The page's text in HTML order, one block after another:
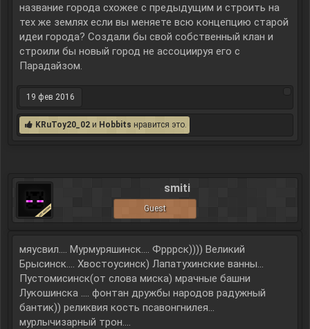
название города схожее с предыдущим и строить на
тех же землях если вы меняете всю концепцию старой
идеи города? Создали бы свой собственный клан и
строили бы новый город не ассоциируя его с
Парадайзом.
19 фев 2016
KRuToy20_02 и Hobbits нравится это.
smiti
Guest
мяусвил.... Мурмуряшинск.... Фрррск)))) Великий
Брысинск.... Хвостоусинск) Лапатухинские ванны...
Пустомисинск(от слова миска) мрачные башни
Лукошинска .... фонтан дружбы народов радужный
бантик)) реликвия кость псавонгнилея...
мурлычизарный трон....